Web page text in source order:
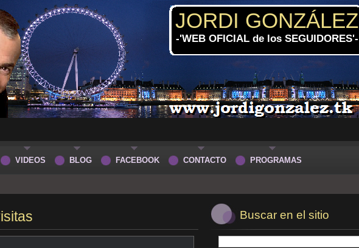
JORDI GONZÁLEZ
-'WEB OFICIAL de los SEGUIDORES'-
Buscar en el sitio
VIDEOS BLOG FACEBOOK CONTACTO PROGRAMAS